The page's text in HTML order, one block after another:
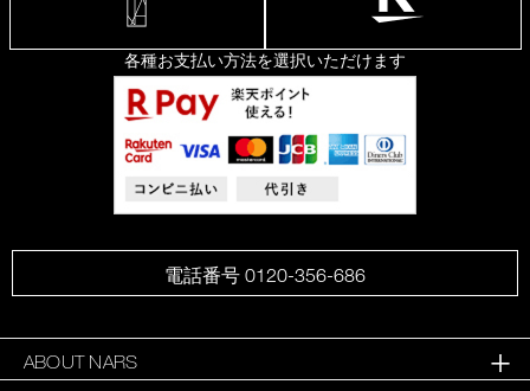
各種お支払い方法を選択いただけます
電話番号 0120-356-686
ABOUT NARS